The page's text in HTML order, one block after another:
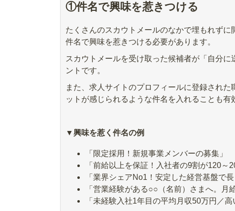
①件名で興味を惹きつける
たくさんのスカウトメールのなかで埋もれず
件名で興味を惹きつける必要があります。
スカウトメールを受け取った候補者が「自分
ントです。
また、求人サイトのプロフィールに登録され
ットが感じられるような件名を入れることも有
▼興味を惹く件名の例
「限定採用！新規事業メンバーの募集」
「前給以上を保証！入社者の9割が120～
「業界シェアNo1！安定した経営基盤で長
「営業経験がある○○（名前）さまへ。月
「未経験入社1年目の平均月収50万円／